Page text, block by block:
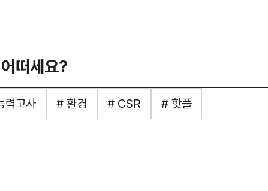
떠세요?
력고사 # 환경 # CSR # 핫플